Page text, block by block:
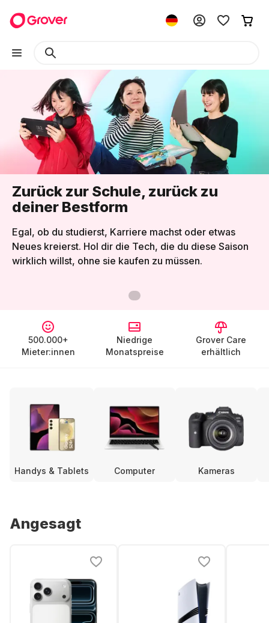
Zurück zur Schule, zurück zu
deiner Bestform
Egal, ob du studierst, Karriere machst oder etwas
Neues kreierst. Hol dir die Tech, die du diese Saison
wirklich willst, ohne sie kaufen zu müssen.
500.000+
Mieter:innen
Niedrige
Monatspreise
Grover Care
erhältlich
Handys & Tablets Computer Kameras
Angesagt